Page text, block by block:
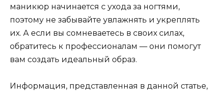
маникюр начинается с ухода за ногтями,
поэтому не забывайте увлажнять и укреплять
их. А если вы сомневаетесь в своих силах,
обратитесь к профессионалам — они помогут
вам создать идеальный образ.
Информация, представленная в данной статье,